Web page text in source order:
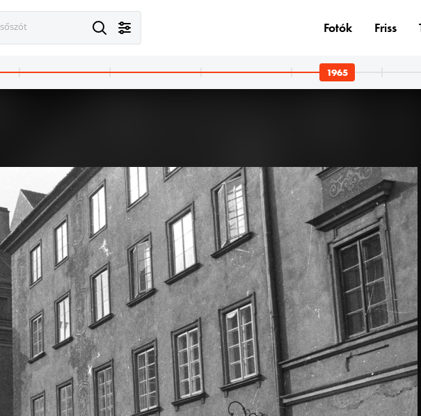
1965 · Budapest I. · Víziváros
Hunyadi János út 13. Fiat típusú személygépkocsi.
1965 · Budapest I. · Víziváros
Donáti utca - Hunyadi János út sarok.
1965 · Budapest I. · Víziváros
Hunyadi János út a Csónak utca - Donáti utca találkozásától lefelé nézve.
Budapest V.
pesti hídfőjénél, szemben a Budavári Palota (korábban Királyi Palota).
1965 · Budapest V.
pesti alsó rakpart árvíz idején a Széchenyi Lánchíd pesti hídfőjénél, szemben a Magyar Tudományos Akadémia.
1965 · Budapest V.
pesti alsó rakpart árvíz idején a Széchenyi Lánchíd pesti hídfőjénél, háttérben a Gellért-hegy.
1965 ·
Fotók Friss
1965